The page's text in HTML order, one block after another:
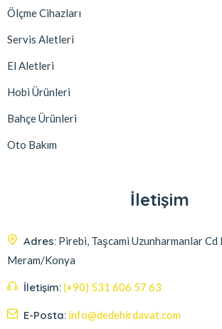
Ölçme Cihazları
Servis Aletleri
El Aletleri
Hobi Ürünleri
Bahçe Ürünleri
Oto Bakım
İletişim
Adres: Pirebi, Taşcami Uzunharmanlar
Meram/Konya
İletişim:(+90) 531 606 57 63
E-Posta: info@dedehirdavat.com